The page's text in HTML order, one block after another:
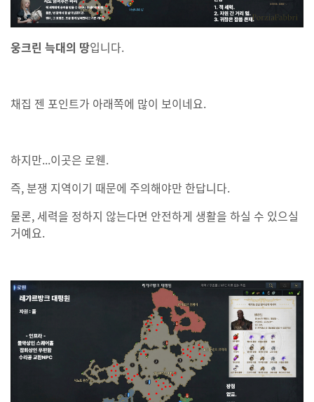
웅크린 늑대의 땅입니다.
채집 젠 포인트가 아래쪽에 많이 보이네요.
하지만...이곳은 로웬.
즉, 분쟁 지역이기 때문에 주의해야만 한답니다.
물론, 세력을 정하지 않는다면 안전하게 생활을 하실 수 있으실
거예요.